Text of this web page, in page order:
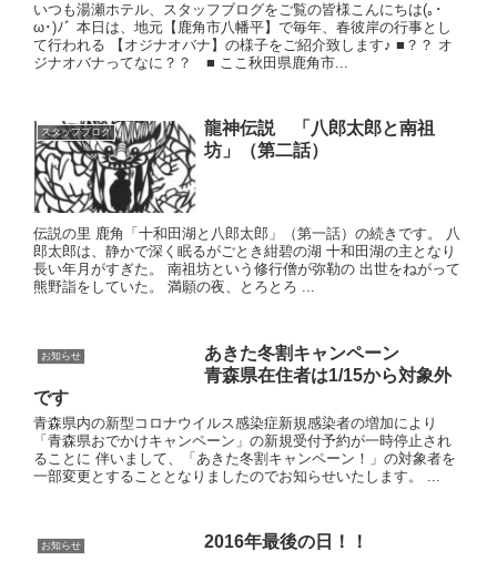
いつも湯瀬ホテル、スタッフブログをご覧の皆様こんにちは(｡･
ω･)ﾉﾞ 本日は、地元【鹿角市八幡平】で毎年、春彼岸の行事とし
て行われる 【オジナオバナ】の様子をご紹介致します♪ ■？？ オ
ジナオバナってなに？？ ■ ここ秋田県鹿角市...
スタッフブログ
龍神伝説 「八郎太郎と南祖
坊」（第二話）
伝説の里 鹿角「十和田湖と八郎太郎」（第一話）の続きです。 八
郎太郎は、静かで深く眠るがごとき紺碧の湖 十和田湖の主となり
長い年月がすぎた。 南祖坊という修行僧が弥勒の 出世をねがって
熊野詣をしていた。 満願の夜、とろとろ ...
お知らせ
あきた冬割キャンペーン
青森県在住者は1/15から対象外
です
青森県内の新型コロナウイルス感染症新規感染者の増加により
「青森県おでかけキャンペーン」の新規受付予約が一時停止され
ることに 伴いまして、「あきた冬割キャンペーン！」の対象者を
一部変更とすることとなりましたのでお知らせいたします。 ...
お知らせ 2016年最後の日！！